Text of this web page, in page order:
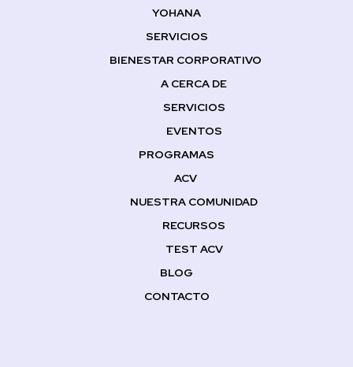
YOHANA
SERVICIOS
BIENESTAR CORPORATIVO
A CERCA DE
SERVICIOS
EVENTOS
PROGRAMAS
ACV
NUESTRA COMUNIDAD
RECURSOS
TEST ACV
BLOG
CONTACTO